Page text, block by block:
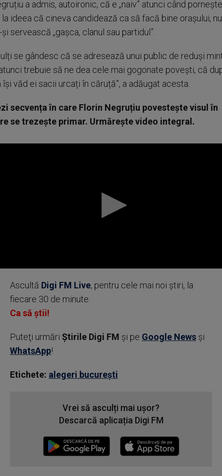
a admis, autoironic, că e „naiv” atunci când pornește
la ideea că cineva candidează ca să facă bine orașului, nu
servească „gașca, clanul sau partidul”.
se gândesc că se adresează unui public de reduși
trebuie să ne dea cele mai gogonate povești, că
își văd ei sacii urcați în căruță”, a adăugat acesta.
secvența în care Florin Negruțiu povestește visul în
se trezește primar. Urmărește video integral.
seconds
Ascultă Digi FM Live, pentru cele mai noi știri, la
fiecare 30 de minute.
Ca să știi!
Puteţi urmări Știrile Digi FM şi pe Google News şi
WhatsApp!
Etichete: alegeri bucurești
Vrei să asculți mai ușor?
Descarcă aplicația Digi FM